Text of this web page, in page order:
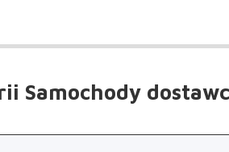
Samochody